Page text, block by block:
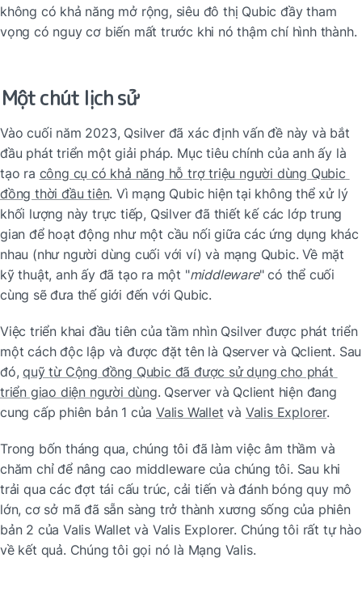
không có khả năng mở rộng, siêu đô thị Qubic đầy tham
vọng có nguy cơ biến mất trước khi nó thậm chí hình thành.
Một chút lịch sử
Vào cuối năm 2023, Qsilver đã xác định vấn đề này và bắt
đầu phát triển một giải pháp. Mục tiêu chính của anh ấy là
tạo ra công cụ có khả năng hỗ trợ triệu người dùng Qubic
đồng thời đầu tiên. Vì mạng Qubic hiện tại không thể xử lý
khối lượng này trực tiếp, Qsilver đã thiết kế các lớp trung
gian để hoạt động như một cầu nối giữa các ứng dụng khác
nhau (như người dùng cuối với ví) và mạng Qubic. Về mặt
kỹ thuật, anh ấy đã tạo ra một "middleware" có thể cuối
cùng sẽ đưa thế giới đến với Qubic.
Việc triển khai đầu tiên của tầm nhìn Qsilver được phát triển
một cách độc lập và được đặt tên là Qserver và Qclient. Sau
đó, quỹ từ Cộng đồng Qubic đã được sử dụng cho phát
triển giao diện người dùng. Qserver và Qclient hiện đang
cung cấp phiên bản 1 của Valis Wallet và Valis Explorer.
Trong bốn tháng qua, chúng tôi đã làm việc âm thầm và
chăm chỉ để nâng cao middleware của chúng tôi. Sau khi
trải qua các đợt tái cấu trúc, cải tiến và đánh bóng quy mô
lớn, cơ sở mã đã sẵn sàng trở thành xương sống của phiên
bản 2 của Valis Wallet và Valis Explorer. Chúng tôi rất tự hào
về kết quả. Chúng tôi gọi nó là Mạng Valis.